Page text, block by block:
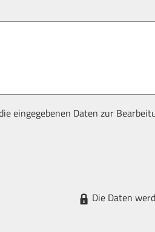
eingegebenen Daten zur
Die Daten